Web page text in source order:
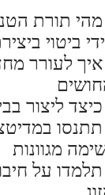
מהי תורת
ביטוי
איך לעורר
כיצד ליצור
תתנסו
מגוונות
תלמדו על